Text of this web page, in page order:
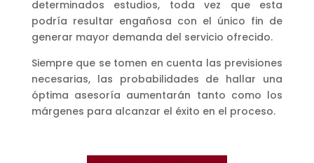
determinados estudios, toda vez que esta
podría resultar engañosa con el único fin de
generar mayor demanda del servicio ofrecido.
Siempre que se tomen en cuenta las previsiones
necesarias, las probabilidades de hallar una
óptima asesoría aumentarán tanto como los
márgenes para alcanzar el éxito en el proceso.